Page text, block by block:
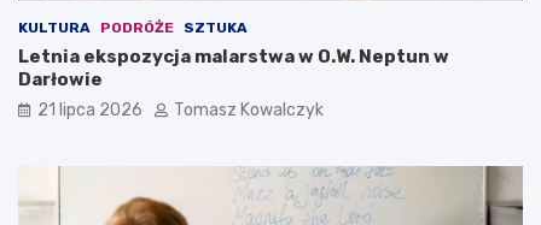
KULTURA PODRÓŻE SZTUKA
Letnia ekspozycja malarstwa w O.W. Neptun w
Darłowie
21 lipca 2026 Tomasz Kowalczyk